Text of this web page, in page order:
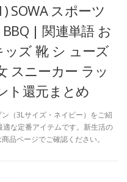
SOWA スポーツ
| 関連単語 お
ズ 靴 シ ューズ
スニーカー ラッ
ト還元まとめ
（3Lサイズ・ネイビー）をご紹
な定番アイテムです。新生活の
品ページでご確認ください。